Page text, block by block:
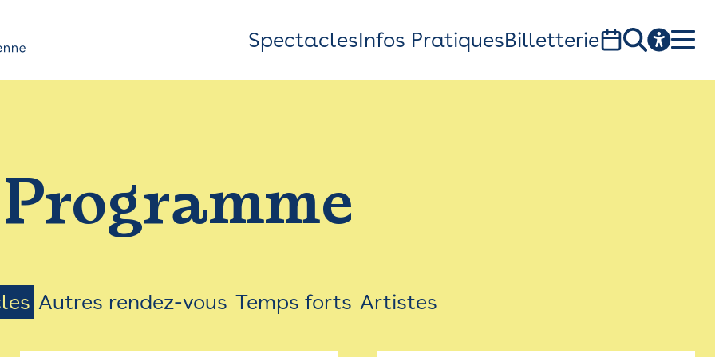
Top
Bar
Menu
SpectaclesInfos PratiquesBilletterie
1, av. du Chateau d'eau - 31300 Toulouse
Programme
Autres rendez-vous Temps forts Artistes